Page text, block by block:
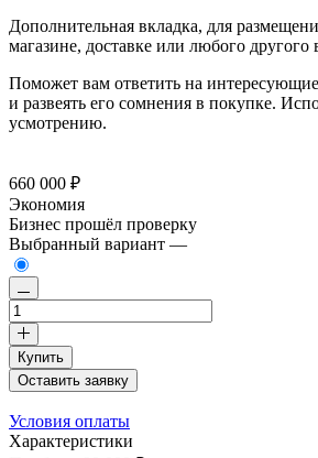
Дополнительная вкладка, для
магазине, доставке или любого другого
Поможет вам ответить на
и развеять его сомнения в покупке.
усмотрению.
660 000 ₽
Экономия
Бизнес прошёл проверку
Выбранный вариант —
Купить
Оставить заявку
Условия оплаты
Характеристики